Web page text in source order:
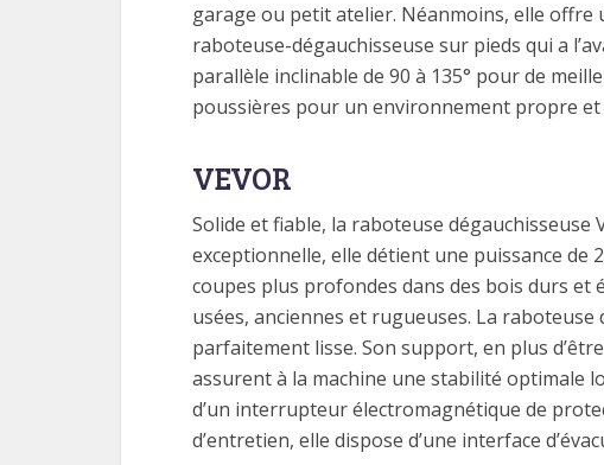
garage ou petit atelier. Néanmoins, elle offre
raboteuse-dégauchisseuse sur pieds qui a
parallèle inclinable de 90 à 135° pour de
poussières pour un environnement propre et
VEVOR
Solide et fiable, la raboteuse dégauchisseuse
exceptionnelle, elle détient une puissance de
coupes plus profondes dans des bois durs et
usées, anciennes et rugueuses. La raboteuse
parfaitement lisse. Son support, en plus
assurent à la machine une stabilité optimale
d’un interrupteur électromagnétique de
d’entretien, elle dispose d’une interface